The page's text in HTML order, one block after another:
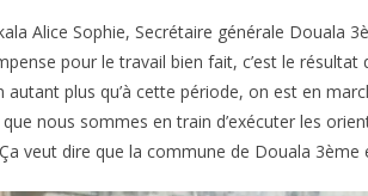
Alice Sophie, Secrétaire générale Douala
pour le travail bien fait, c’est le
autant plus qu’à cette période, on est en
nous sommes en train d’exécuter les
veut dire que la commune de Douala